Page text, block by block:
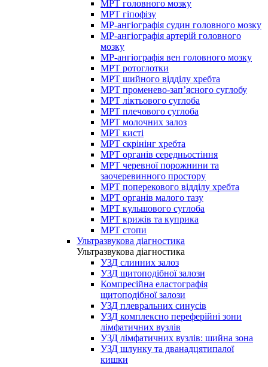
МРТ головного мозку
МРТ гіпофізу
МР-ангіографія судин головного мозку
МР-ангіографія артерій головного
мозку
МР-ангіографія вен головного мозку
МРТ ротоглотки
МРТ шийного відділу хребта
МРТ променево-зап’ясного суглобу
МРТ ліктьового суглоба
МРТ плечового суглоба
МРТ молочних залоз
МРТ кисті
МРТ скрінінг хребта
МРТ органів середньостіння
МРТ черевної порожнини та
заочеревинного простору
МРТ поперекового відділу хребта
МРТ органів малого тазу
МРТ кульшового суглоба
МРТ крижів та куприка
МРТ стопи
Ультразвукова діагностика
Ультразвукова діагностика
УЗД слинних залоз
УЗД щитоподібної залози
Компресійна еластографія
щитоподібної залози
УЗД плевральних синусів
УЗД комплексно переферійні зони
лімфатичних вузлів
УЗД лімфатичних вузлів: шийна зона
УЗД шлунку та дванадцятипалої
кишки